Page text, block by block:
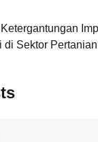
di Sektor Pertanian